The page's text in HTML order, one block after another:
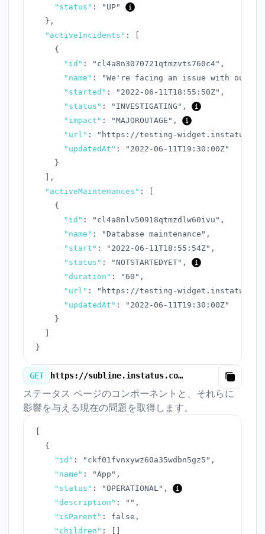
"status" :
"UP"
} ,
"activeIncidents" :
{
"id" : "cl4a8n3070721qtmzvts760c4" ,
"name" :
"We're facing an issue with our
"started" : "2022-06-11T18:55:50Z" ,
"status" : "INVESTIGATING" ,
"impact" : "MAJOROUTAGE" ,
"url" :
"https://testing-
"updatedAt" :
"2022-06-11T19:30:00Z"
}
,
"activeMaintenances" :
{
"id" : "cl4a8nlv50918qtmzdlw60ivu" ,
"name" : "Database maintenance" ,
"start" : "2022-06-11T18:55:54Z" ,
"status" : "NOTSTARTEDYET" ,
"duration" : "60" ,
"url" :
"https://testing-widget.instatus.com/
"updatedAt" :
"2022-06-11T19:30:00Z"
}
}
GET https://subline.instatus.com/v3/components.json
Copy
ステータス ページのコンポーネントと、それらに
影響を与える現在の問題を取得します。
{
"id" : "ckf01fvnxywz60a35wdbn5gz5" ,
"name" : "App" ,
"status" : "OPERATIONAL" ,
"description" : "" ,
"isParent" : false ,
"children" :